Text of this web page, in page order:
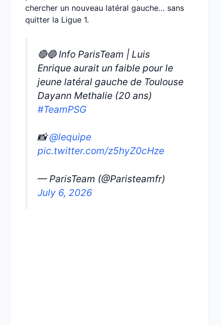
chercher un nouveau latéral gauche… sans
quitter la Ligue 1.
🔴🔵 Info ParisTeam | Luis
Enrique aurait un faible pour le
jeune latéral gauche de Toulouse
Dayann Methalie (20 ans)
#TeamPSG
📸@lequipe
pic.twitter.com/z5hyZ0cHze
— ParisTeam (@Paristeamfr)
July 6, 2026